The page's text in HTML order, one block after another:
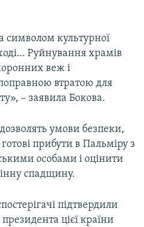
символом культурної
Руйнування храмів
веж і
втратою для
– заявила Бокова.
умови безпеки,
прибути в Пальміру з
особами і оцінити
спадщину.
підтвердили
цієї країни